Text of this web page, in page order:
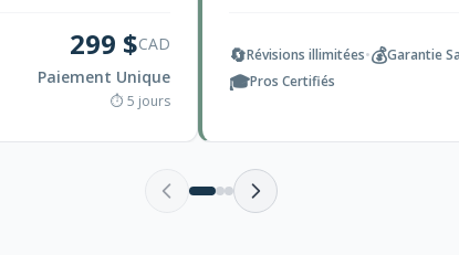
299 $CAD
Paiement Unique
⏱ 5 jours
🔄Révisions illimitées•💰Garantie
🎓Pros Certifiés